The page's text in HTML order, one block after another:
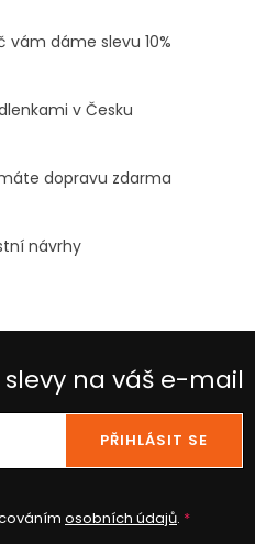
vám dáme slevu 10%
v Česku
dopravu zdarma
návrhy
na váš e-mail
osobních údajů.
PŘIHLÁSIT SE